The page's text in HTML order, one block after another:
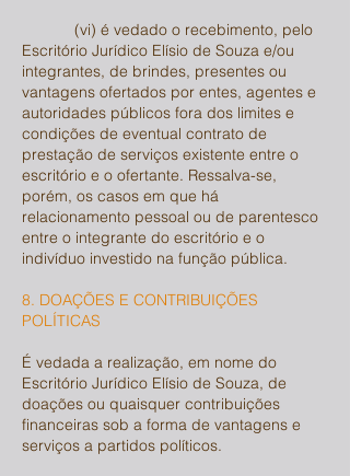
(vi) é vedado o recebimento, pelo
Escritório Jurídico Elísio de Souza e/ou
integrantes, de brindes, presentes ou
vantagens ofertados por entes, agentes e
autoridades públicos fora dos limites e
condições de eventual contrato de
prestação de serviços existente entre o
escritório e o ofertante. Ressalva-se,
porém, os casos em que há
relacionamento pessoal ou de parentesco
entre o integrante do escritório e o
indivíduo investido na função pública.
8. DOAÇÕES E CONTRIBUIÇÕES
POLÍTICAS
É vedada a realização, em nome do
Escritório Jurídico Elísio de Souza, de
doações ou quaisquer contribuições
financeiras sob a forma de vantagens e
serviços a partidos políticos.